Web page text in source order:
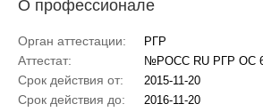
О профессионале
Орган аттестации: РГР
Аттестат: №РОСС RU РГР ОС
Срок действия от: 2015-11-20
Срок действия до: 2016-11-20